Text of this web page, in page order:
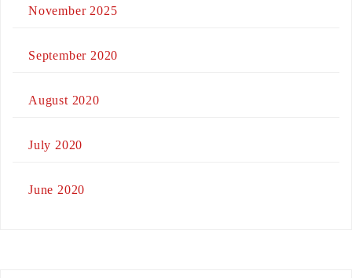
November 2025
September 2020
August 2020
July 2020
June 2020